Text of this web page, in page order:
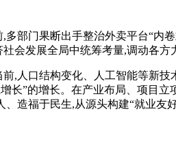
部门果断出手整治外卖平台“内
会发展全局中统筹考量,调动各方
,人口结构变化、人工智能等新
长”的增长。在产业布局、项目
造福于民生,从源头构建“就业友好